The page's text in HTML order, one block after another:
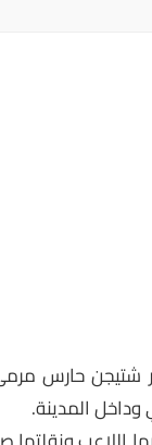
شتيجن حارس
المدينة.